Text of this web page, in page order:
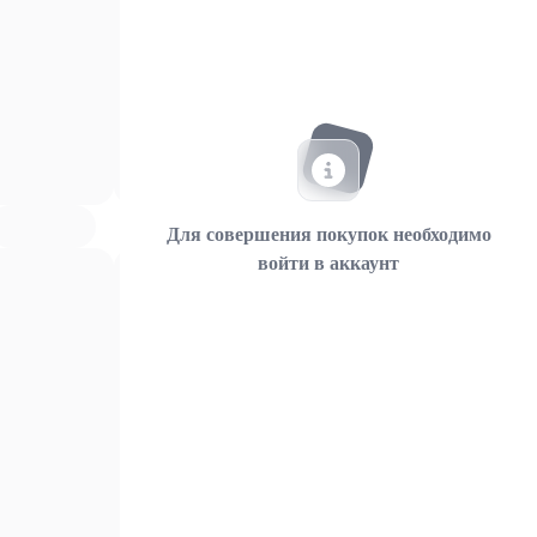
Для совершения покупок необходимо
войти в аккаунт